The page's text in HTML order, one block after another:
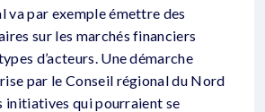
va par exemple émettre des
sur les marchés financiers
d’acteurs. Une démarche
par le Conseil régional du Nord
initiatives qui pourraient se